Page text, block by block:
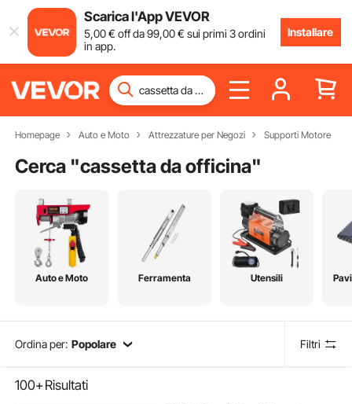
Scarica l'App VEVOR
5,00€ off da99,00€ sui primi 3 ordini
in app.
Installare
Homepage Auto e Moto Attrezzature per Negozi Supporti Motore
Cerca "cassetta da officina"
Auto e Moto Ferramenta Utensili
Ordina per: Popolare Filtri
100+Risultati